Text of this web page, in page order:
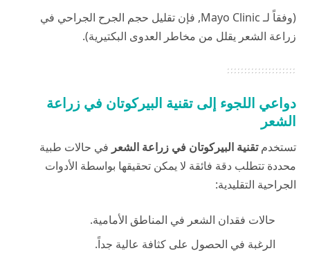
(وفقاً لـMayo Clinic, فإن تقليل حجم الجرح الجراحي في
زراعة الشعر يقلل من مخاطر العدوى البكتيرية).
دواعي اللجوء إلى تقنية البيركوتان في زراعة
الشعر
تستخدمتقنية البيركوتان في زراعة الشعر في حالات طبية
محددة تتطلب دقة فائقة لا يمكن تحقيقها بواسطة الأدوات
الجراحية التقليدية:
حالات فقدان الشعر في المناطق الأمامية.
الرغبة في الحصول على كثافة عالية جداً.